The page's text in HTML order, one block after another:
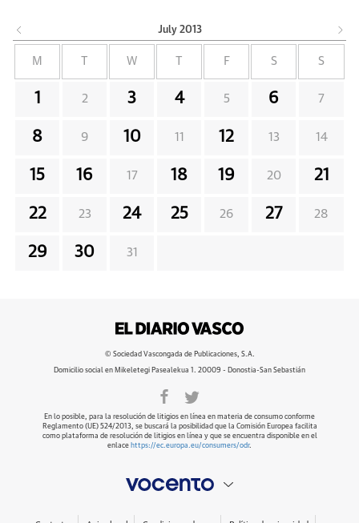
July 2013
M W F S S
1 2 3 4 5 6 7
8 9 10 11 12 13 14
15 16 17 18 19 20 21
22 23 24 25 26 27 28
29 30 31
© Sociedad Vascongada de Publicaciones, S.A.
Domicilio social en Mikeletegi Pasealekua 1. 20009 - Donostia-San Sebastián
En lo posible, para la resolución de litigios en línea en materia de consumo conforme
Reglamento (UE) 524/2013, se buscará la posibilidad que la Comisión Europea facilita
como plataforma de resolución de litigios en línea y que se encuentra disponible en el
enlace https://ec.europa.eu/consumers/odr.